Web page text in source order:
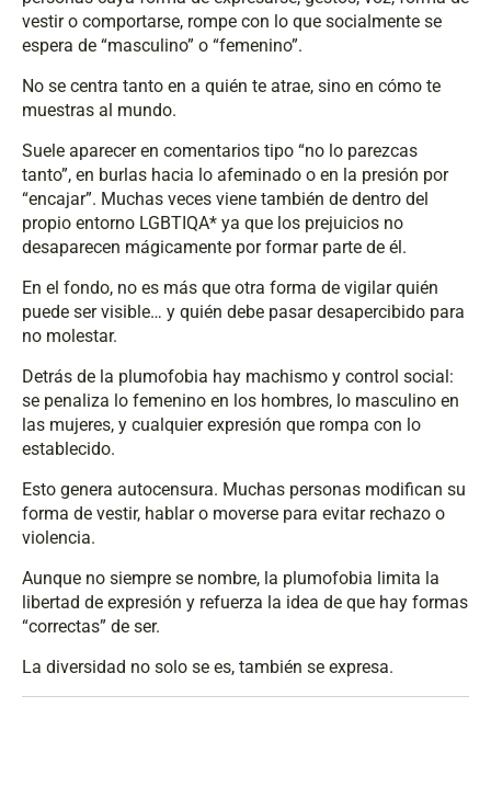
vestir o comportarse, rompe con lo que socialmente se
espera de “masculino” o “femenino”.
No se centra tanto en a quién te atrae, sino en cómo te
muestras al mundo.
Suele aparecer en comentarios tipo “no lo parezcas
tanto”, en burlas hacia lo afeminado o en la presión por
“encajar”. Muchas veces viene también de dentro del
propio entorno LGBTIQA* ya que los prejuicios no
desaparecen mágicamente por formar parte de él.
En el fondo, no es más que otra forma de vigilar quién
puede ser visible… y quién debe pasar desapercibido para
no molestar.
Detrás de la plumofobia hay machismo y control social:
se penaliza lo femenino en los hombres, lo masculino en
las mujeres, y cualquier expresión que rompa con lo
establecido.
Esto genera autocensura. Muchas personas modifican su
forma de vestir, hablar o moverse para evitar rechazo o
violencia.
Aunque no siempre se nombre, la plumofobia limita la
libertad de expresión y refuerza la idea de que hay formas
“correctas” de ser.
La diversidad no solo se es, también se expresa.